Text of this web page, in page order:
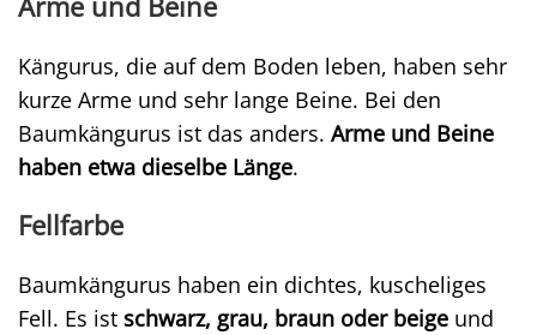
Kängurus, die auf dem Boden leben, haben sehr
kurze Arme und sehr lange Beine. Bei den
Baumkängurus ist das anders. Arme und Beine
haben etwa dieselbe Länge.
Fellfarbe
Baumkängurus haben ein dichtes, kuscheliges
Fell. Es ist schwarz, grau, braun oder beige und